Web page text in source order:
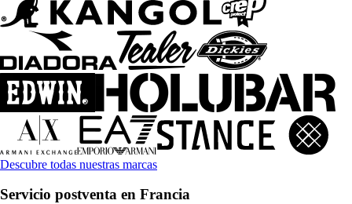
Descubre todas nuestras marcas
Servicio postventa en Francia